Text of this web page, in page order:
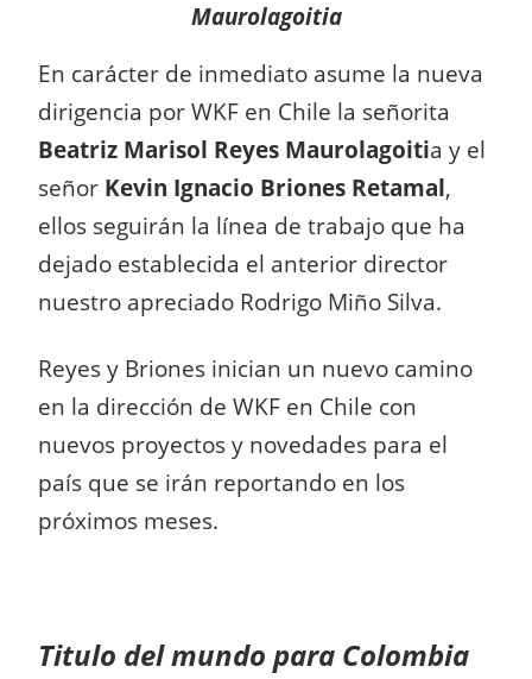
Maurolagoitia
En carácter de inmediato asume la nueva
dirigencia por WKF en Chile la señorita
Beatriz Marisol Reyes Maurolagoitia y el
señor Kevin Ignacio Briones Retamal,
ellos seguirán la línea de trabajo que ha
dejado establecida el anterior director
nuestro apreciado Rodrigo Miño Silva.
Reyes y Briones inician un nuevo camino
en la dirección de WKF en Chile con
nuevos proyectos y novedades para el
país que se irán reportando en los
próximos meses.
Titulo del mundo para Colombia